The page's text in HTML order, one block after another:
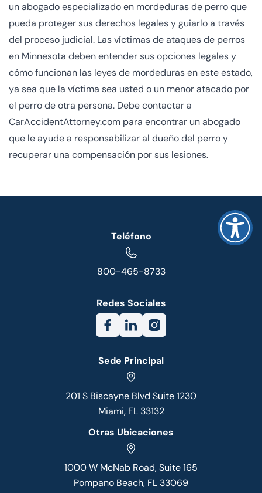
un abogado especializado en mordeduras de perro que
pueda proteger sus derechos legales y guiarlo a través
del proceso judicial. Las víctimas de ataques de perros
en Minnesota deben entender sus opciones legales y
cómo funcionan las leyes de mordeduras en este estado,
ya sea que la víctima sea usted o un menor atacado por
el perro de otra persona. Debe contactar a
CarAccidentAttorney.com para encontrar un abogado
que le ayude a responsabilizar al dueño del perro y
recuperar una compensación por sus lesiones.
Teléfono
800-465-8733
Redes Sociales
Sede Principal
201 S Biscayne Blvd Suite 1230
Miami, FL 33132
Otras Ubicaciones
1000 W McNab Road, Suite 165
Pompano Beach, FL 33069